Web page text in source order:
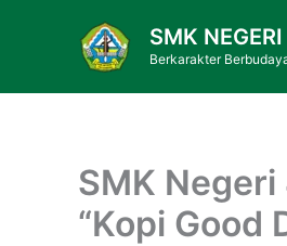
SMK
Berkarakter
SMK
“Kopi Good